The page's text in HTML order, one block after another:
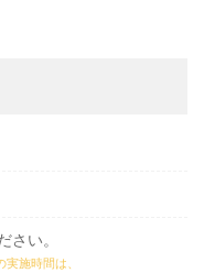
さい。
施時間は、